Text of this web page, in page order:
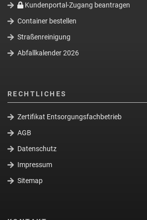
Kundenportal-Zugang beantragen
Container bestellen
Straßenreinigung
Abfallkalender 2026
RECHTLICHES
Zertifikat Entsorgungsfachbetrieb
AGB
Datenschutz
Impressum
Sitemap